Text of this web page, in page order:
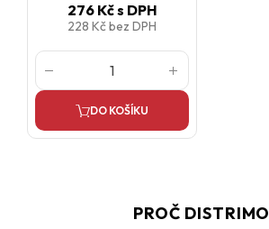
276 Kčs DPH
228 Kčbez DPH
DO KOŠÍKU
PROČ DISTRIMO